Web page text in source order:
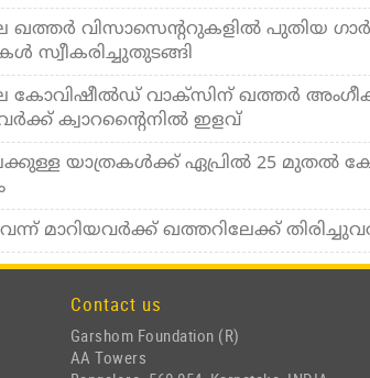
ഖത്തര്‍ വിസാസെന്ററുകളില്‍ പുതിയ
സ്വീകരിച്ചുതുടങ്ങി
കോവിഷീല്‍ഡ് വാക്‌സിന് ഖത്തര്‍
ക്വാറന്റൈനില്‍ ഇളവ്
യാത്രകള്‍ക്ക് ഏപ്രില്‍ 25 മുതല്‍
മാറിയവര്‍ക്ക് ഖത്തറിലേക്ക്
Contact us
Garshom Foundation (R)
AA Towers